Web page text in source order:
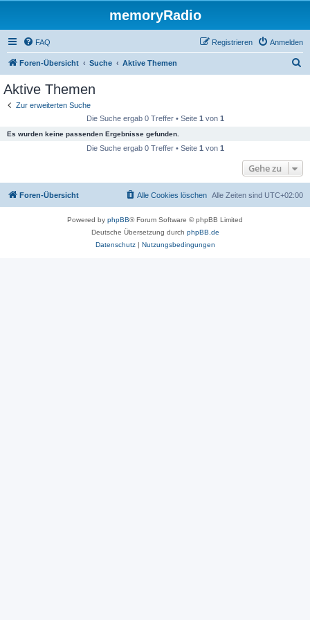
memoryRadio
FAQ Anmelden
Registrieren
Foren-Übersicht Suche Aktive Themen
Aktive Themen
Zur erweiterten Suche
Die Suche ergab 0 Treffer • Seite 1 von 1
Es wurden keine passenden Ergebnisse gefunden.
Die Suche ergab 0 Treffer • Seite 1 von 1
Gehe zu
Foren-Übersicht Alle Zeiten sind UTC+02:00
Alle Cookies löschen
Powered by phpBB® Forum Software © phpBB Limited
Deutsche Übersetzung durch phpBB.de
Datenschutz| Nutzungsbedingungen